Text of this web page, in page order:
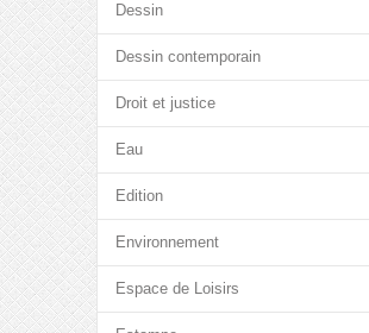
Dessin
Dessin contemporain
Droit et justice
Eau
Edition
Environnement
Espace de Loisirs